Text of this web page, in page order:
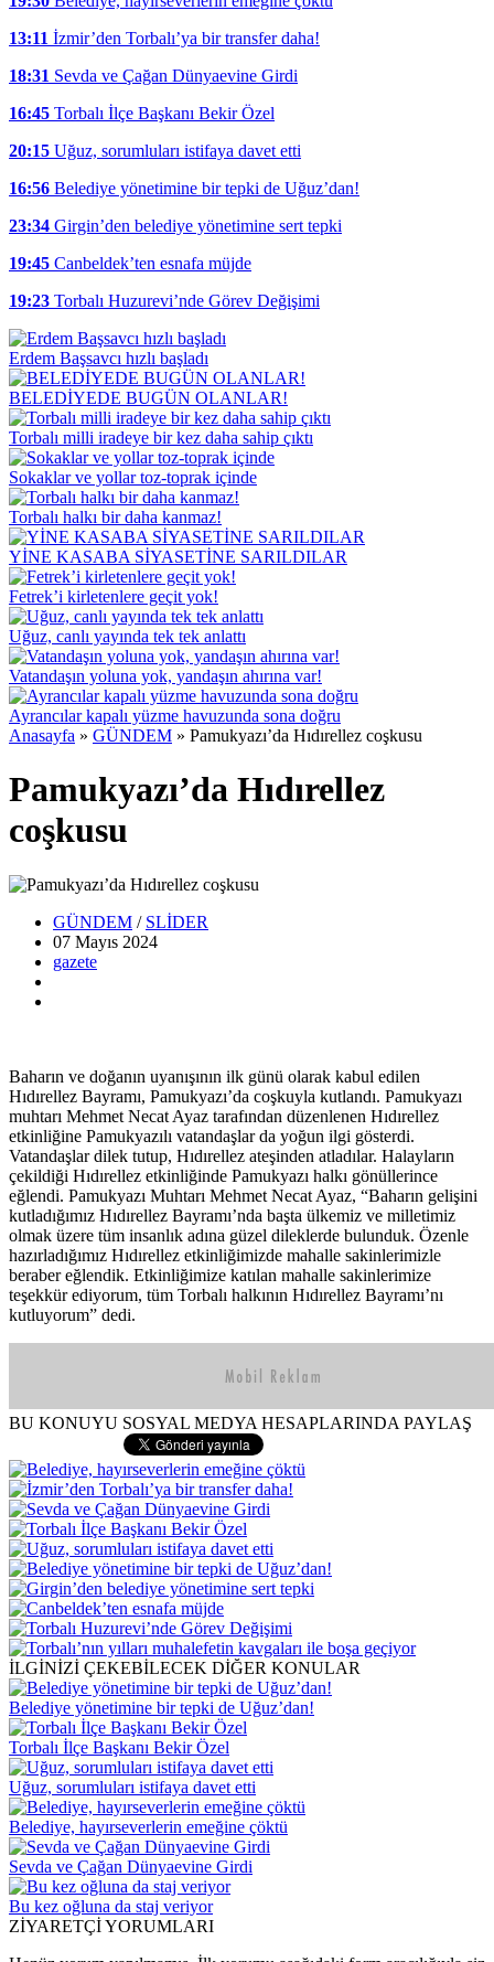
13:11 İzmir’den Torbalı’ya bir transfer daha!
18:31 Sevda ve Çağan Dünyaevine Girdi
16:45 Torbalı İlçe Başkanı Bekir Özel
20:15 Uğuz, sorumluları istifaya davet etti
16:56 Belediye yönetimine bir tepki de Uğuz’dan!
23:34 Girgin’den belediye yönetimine sert tepki
19:45 Canbeldek’ten esnafa müjde
19:23 Torbalı Huzurevi’nde Görev Değişimi
Erdem Başsavcı hızlı başladı
BELEDİYEDE BUGÜN OLANLAR!
Torbalı milli iradeye bir kez daha sahip çıktı
Sokaklar ve yollar toz-toprak içinde
Torbalı halkı bir daha kanmaz!
YİNE KASABA SİYASETİNE SARILDILAR
Fetrek’i kirletenlere geçit yok!
Uğuz, canlı yayında tek tek anlattı
Vatandaşın yoluna yok, yandaşın ahırına var!
Ayrancılar kapalı yüzme havuzunda sona doğru
Anasayfa » GÜNDEM » Pamukyazı’da Hıdırellez coşkusu
Pamukyazı’da Hıdırellez
coşkusu
GÜNDEM / SLİDER
07 Mayıs 2024
gazete
Baharın ve doğanın uyanışının ilk günü olarak kabul edilen
Hıdırellez Bayramı, Pamukyazı’da coşkuyla kutlandı. Pamukyazı
muhtarı Mehmet Necat Ayaz tarafından düzenlenen Hıdırellez
etkinliğine Pamukyazılı vatandaşlar da yoğun ilgi gösterdi.
Vatandaşlar dilek tutup, Hıdırellez ateşinden atladılar. Halayların
çekildiği Hıdırellez etkinliğinde Pamukyazı halkı gönüllerince
eğlendi. Pamukyazı Muhtarı Mehmet Necat Ayaz, “Baharın gelişini
kutladığımız Hıdırellez Bayramı’nda başta ülkemiz ve milletimiz
olmak üzere tüm insanlık adına güzel dileklerde bulunduk. Özenle
hazırladığımız Hıdırellez etkinliğimizde mahalle sakinlerimizle
beraber eğlendik. Etkinliğimize katılan mahalle sakinlerimize
teşekkür ediyorum, tüm Torbalı halkının Hıdırellez Bayramı’nı
kutluyorum” dedi.
BU KONUYU SOSYAL MEDYA HESAPLARINDA PAYLAŞ
İLGİNİZİ ÇEKEBİLECEK DİĞER KONULAR
Belediye yönetimine bir tepki de Uğuz’dan!
Torbalı İlçe Başkanı Bekir Özel
Uğuz, sorumluları istifaya davet etti
Belediye, hayırseverlerin emeğine çöktü
Sevda ve Çağan Dünyaevine Girdi
Bu kez oğluna da staj veriyor
ZİYARETÇİ YORUMLARI